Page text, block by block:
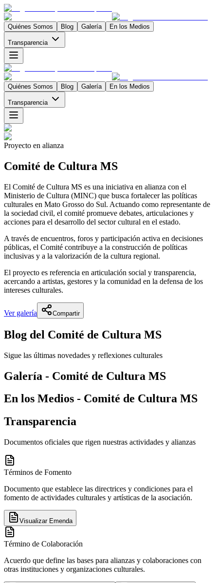
Quiénes Somos Blog Galería En los Medios
Transparencia
Quiénes Somos Blog Galería En los Medios
Transparencia
Proyecto en alianza
Comité de Cultura MS
El Comité de Cultura MS es una iniciativa en alianza con el
Ministerio de Cultura (MINC) que busca fortalecer las políticas
culturales en Mato Grosso do Sul. Actuando como representante de
la sociedad civil, el comité promueve debates, articulaciones y
acciones para el desarrollo del sector cultural en el estado.
A través de encuentros, foros y participación activa en decisiones
públicas, el Comité contribuye a la construcción de políticas
inclusivas y a la valorización de la cultura regional.
El proyecto es referencia en articulación social y transparencia,
acercando a artistas, gestores y la comunidad en la defensa de los
intereses culturales.
Ver galería Compartir
Blog del Comité de Cultura MS
Sigue las últimas novedades y reflexiones culturales
Galería - Comité de Cultura MS
En los Medios - Comité de Cultura MS
Transparencia
Documentos oficiales que rigen nuestras actividades y alianzas
Términos de Fomento
Documento que establece las directrices y condiciones para el
fomento de actividades culturales y artísticas de la asociación.
Visualizar Emenda
Término de Colaboración
Acuerdo que define las bases para alianzas y colaboraciones con
otras instituciones y organizaciones culturales.